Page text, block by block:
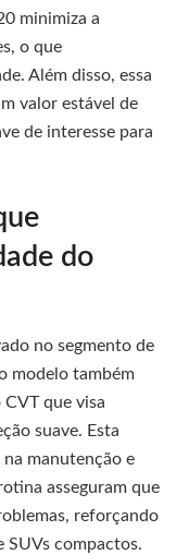
minimiza a
o que
Além disso, essa
valor estável de
de interesse para
do
no segmento de
modelo também
que visa
suave. Esta
manutenção e
asseguram que
reforçando
SUVs compactos.